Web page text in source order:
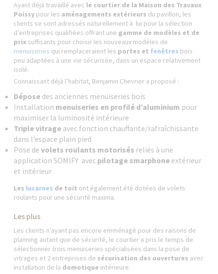
Ayant déjà travaillé avec le courtier de la Maison des Travaux
Poissy pour les aménagements extérieurs du pavillon, les
clients se sont adressés naturellement à lui pour la sélection
d’entreprises qualifiées offrant une gamme de modèles et de
prix suffisants pour choisir les nouveaux modèles de
menuiseries qui remplaceraient les portes et fenêtres bois
peu adaptées à une vie sécurisée, dans un espace relativement
isolé.
Connaissant déjà l’habitat, Benjamin Chevrier a proposé :
Dépose des anciennes menuiseries bois
Installation menuiseries en profilé d’aluminium pour
maximiser la luminosité intérieure
Triple vitrage avec fonction chauffante/rafraîchissante
dans l’espace plain pied
Pose devolets roulants motorisés reliés à une
application SOMIFY avec pilotage smarphone extérieur
et intérieur
Les lucarnes de toit ont également été dotées de volets
roulants pour une sécurité maxima.
Les plus
Les clients n’ayant pas encore emménagé pour des raisons de
planning autant que de sécurité, le courtier a pris le temps de
sélectionner trois menuiseries spécialisées dans la pose de
vitrages et 2 entreprises de sécurisation des ouvertures avec
installation de la domotique intérieure.